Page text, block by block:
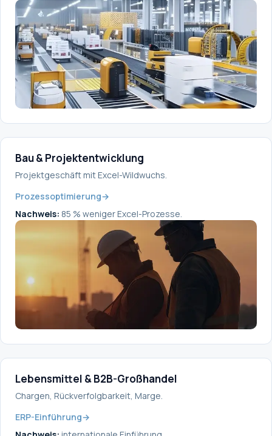
Bau & Projektentwicklung
Projektgeschäft mit Excel-Wildwuchs.
Prozessoptimierung→
Nachweis: 85 % weniger Excel-Prozesse.
Lebensmittel & B2B-Großhandel
Chargen, Rückverfolgbarkeit, Marge.
ERP-Einführung→